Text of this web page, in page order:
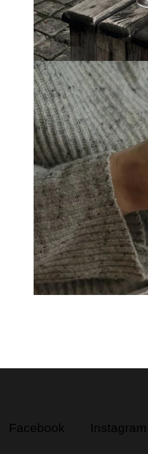
Facebook Instagram